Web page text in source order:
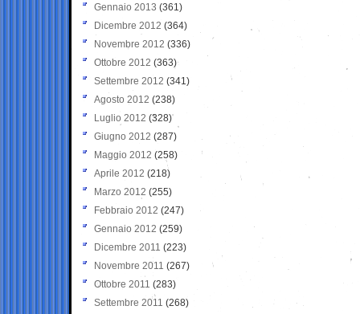
Gennaio 2013 (361)
Dicembre 2012 (364)
Novembre 2012 (336)
Ottobre 2012 (363)
Settembre 2012 (341)
Agosto 2012 (238)
Luglio 2012 (328)
Giugno 2012 (287)
Maggio 2012 (258)
Aprile 2012 (218)
Marzo 2012 (255)
Febbraio 2012 (247)
Gennaio 2012 (259)
Dicembre 2011 (223)
Novembre 2011 (267)
Ottobre 2011 (283)
Settembre 2011 (268)